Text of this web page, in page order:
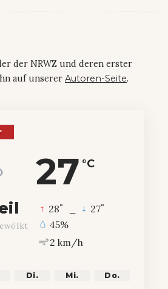
der NRWZ und deren erster
auf unserer Autoren-Seite.
27 °C
28° 27°
45%
2 km/h
Di. Mi. Do.